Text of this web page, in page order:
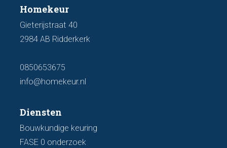
Homekeur
Gieterijstraat 40
2984 AB Ridderkerk
0850653675
info@homekeur.nl
Diensten
Bouwkundige keuring
FASE 0 onderzoek